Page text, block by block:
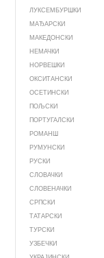
ЛУКСЕМБУРШКИ
МАЂАРСКИ
МАКЕДОНСКИ
НЕМАЧКИ
НОРВЕШКИ
ОКСИТАНСКИ
ОСЕТИНСКИ
ПОЉСКИ
ПОРТУГАЛСКИ
РОМАНШ
РУМУНСКИ
РУСКИ
СЛОВАЧКИ
СЛОВЕНАЧКИ
СРПСКИ
ТАТАРСКИ
ТУРСКИ
УЗБЕЧКИ